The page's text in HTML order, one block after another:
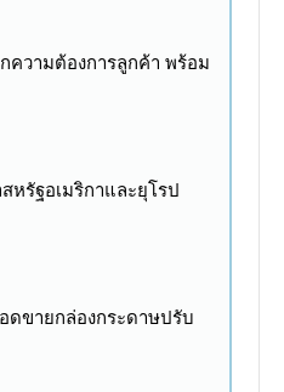
ความต้องการลูกค้า พร้อม
หรัฐอเมริกาและยุโรป
ดขายกล่องกระดาษปรับ